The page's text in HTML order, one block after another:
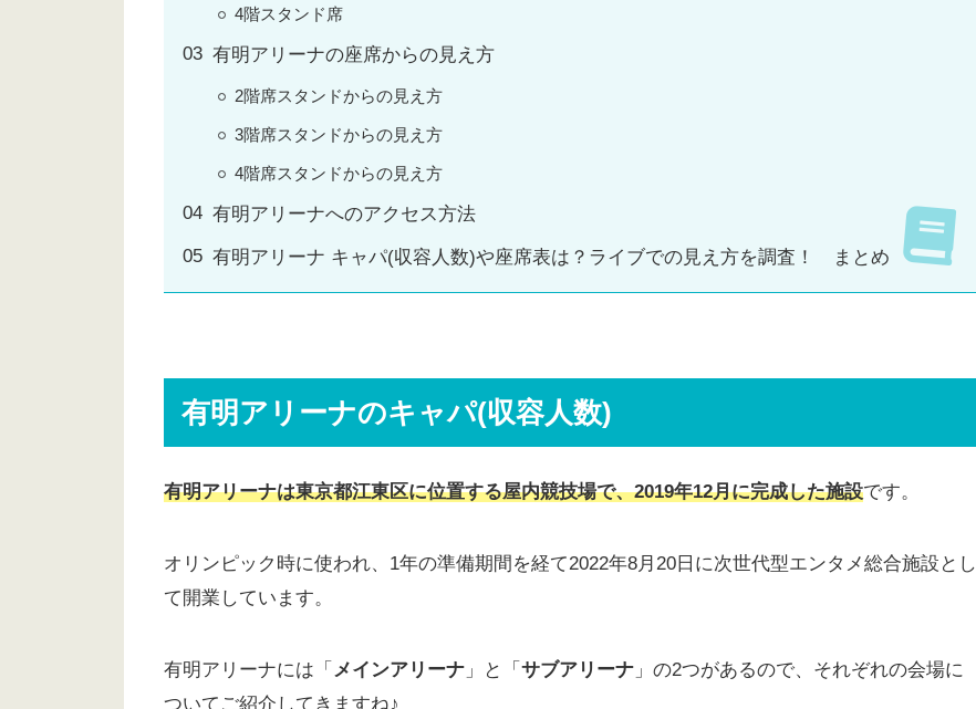
4階スタンド席
有明アリーナの座席からの見え方
2階席スタンドからの見え方
3階席スタンドからの見え方
4階席スタンドからの見え方
有明アリーナへのアクセス方法
有明アリーナ キャパ(収容人数)や座席表は？ライブでの見え方を調査！ まとめ
有明アリーナのキャパ(収容人数)
有明アリーナは東京都江東区に位置する屋内競技場で、2019年12月に完成した施設です。
オリンピック時に使われ、1年の準備期間を経て2022年8月20日に次世代型エンタメ総合施設とし
て開業しています。
有明アリーナには「 メインアリーナ 」と「 サブアリーナ 」の2つがあるので、それぞれの会場に
ついてご紹介してきますね♪